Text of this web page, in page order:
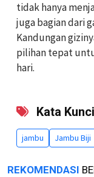
tidak hanya
juga bagian dari
Kandungan
pilihan tepat
hari.
Kata
jambu Jambu Biji
REKOMENDASI